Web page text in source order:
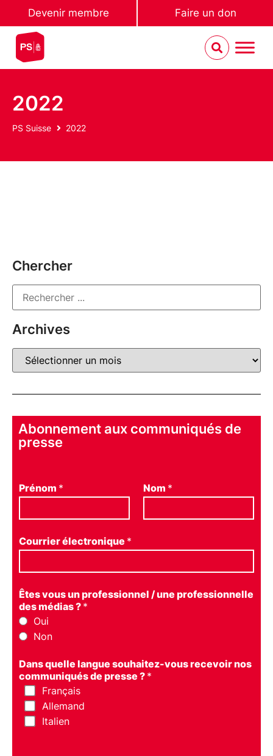
Devenir membre Faire un don
2022
PS Suisse 2022
Chercher
Archives
Abonnement aux communiqués de
presse
Prénom * Nom *
Courrier électronique *
Êtes vous un professionnel / une professionnelle
des médias ? *
Oui
Non
Dans quelle langue souhaitez-vous recevoir nos
communiqués de presse ? *
Français
Allemand
Italien